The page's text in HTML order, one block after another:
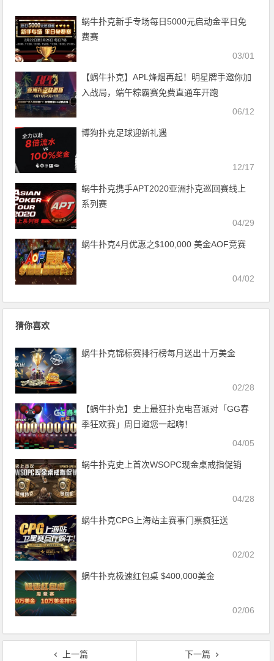
蜗牛扑克新手专场每日5000元启动金平日免
费赛
03/01
【蜗牛扑克】APL烽烟再起！明星牌手邀你加
入战局，端午粽霸赛免费直通车开跑
06/12
博狗扑克足球迎新礼遇
12/17
蜗牛扑克携手APT2020亚洲扑克巡回赛线上
系列赛
04/29
蜗牛扑克4月优惠之$100,000 美金AOF竞赛
04/02
猜你喜欢
蜗牛扑克锦标赛排行榜每月送出十万美金
02/28
【蜗牛扑克】史上最狂扑克电音派对「GG春
季狂欢赛」周日邀您一起嗨！
04/05
蜗牛扑克史上首次WSOPC现金桌戒指促销
04/28
蜗牛扑克CPG上海站主赛事门票疯狂送
02/02
蜗牛扑克极速红包桌 $400,000美金
02/06
上一篇 下一篇